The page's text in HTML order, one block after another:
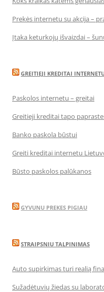
Prekės internetu su akcija –
Įtaka keturkojų išvaizdai –
GREITIEJI KREDITAI
Paskolos internetu – greitai
Greitieji kreditai tapo
Banko paskola būstui
Greiti kreditai internetu
Būsto paskolos palūkanos
GYVUNU PREKES PIGIAU
STRAIPSNIU TALPINIMAS
Auto supirkimas turi realią
Sužadėtuvių žiedas su